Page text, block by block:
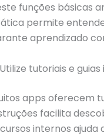
funções básicas
permite
aprendizado
tutoriais e
apps oferecem
facilita
internos ajuda